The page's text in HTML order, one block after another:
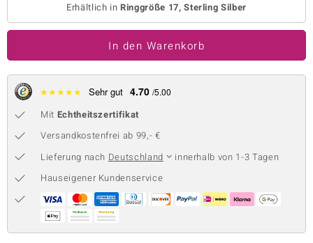
BY DE MELO
Collection
Erhältlich inRinggröße 17, Sterling Silber
In den Warenkorb
★★★★★ Sehr gut 4.70 /5.00
Mit Echtheitszertifikat
Versandkostenfrei ab 99,- €
Lieferung nach Deutschland
innerhalb von 1-3 Tagen
Hauseigener Kundenservice